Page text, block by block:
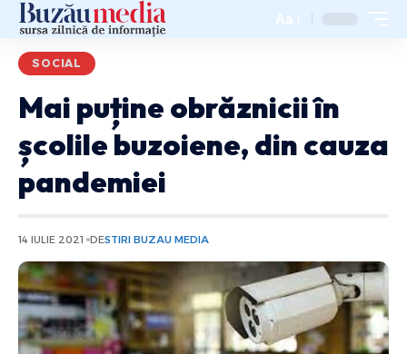
Aa
SOCIAL
Mai puține obrăznicii în
școlile buzoiene, din cauza
pandemiei
14 IULIE 2021 DESTIRI BUZAU MEDIA